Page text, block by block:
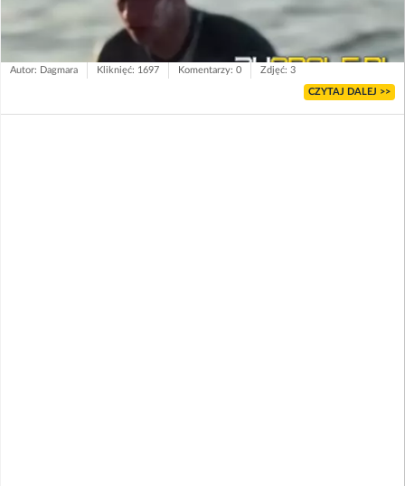
Autor: Dagmara Kliknięć: 1697 Komentarzy: 0 Zdjęć: 3
CZYTAJ DALEJ >>